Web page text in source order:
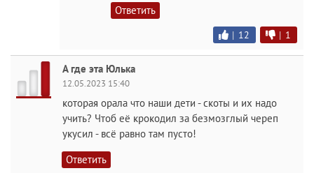
Ответить
| 12 | 1
А где эта Юлька
12.05.2023 15:40
которая орала что наши дети - скоты и их надо
учить? Чтоб её крокодил за безмозглый череп
укусил - всё равно там пусто!
Ответить